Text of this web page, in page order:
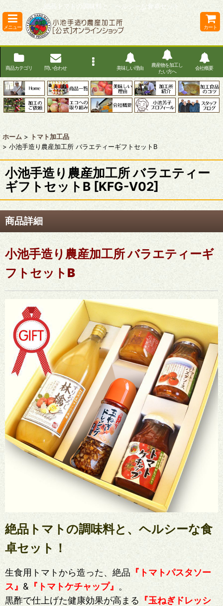
絶品トマトの調味料と、ヘルシーな食卓セット
メニュー カート
商品カテゴリ 問い合わせ 美味しい理由
農産物を加工し
たい方へ
会社概要
ホーム > トマト加工品
> 小池手造り農産加工所 バラエティーギフトセットB
小池手造り農産加工所 バラエティー
ギフトセットB [KFG-V02]
商品詳細
小池手造り農産加工所 バラエティーギ
フトセットB
絶品トマトの調味料と、ヘルシーな食
卓セット！
生食用トマトから造った、絶品 『トマトパスタソー
ス』 & 『トマトケチャップ』 。
黒酢で仕上げた健康効果が高まる 『玉ねぎドレッシ